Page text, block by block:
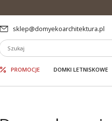
sklep@domyekoarchitektura.pl
PROMOCJE DOMKI LETNISKOWE